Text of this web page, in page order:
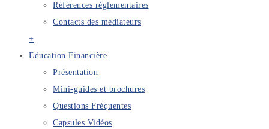
Références réglementaires
Contacts des médiateurs
+
Education Financière
Présentation
Mini-guides et brochures
Questions Fréquentes
Capsules Vidéos